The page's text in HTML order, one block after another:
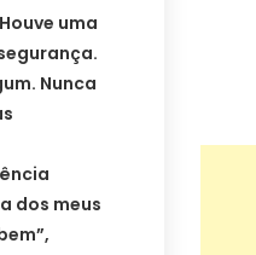
uma
Nunca
dos meus